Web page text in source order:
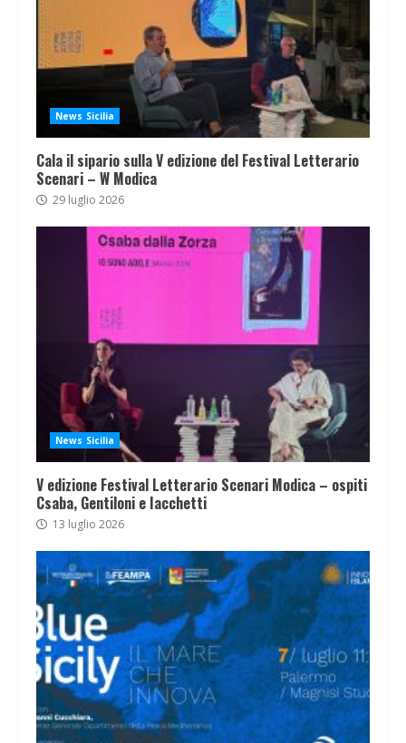
News Sicilia
Cala il sipario sulla V edizione del Festival Letterario
Scenari – W Modica
29 luglio 2026
News Sicilia
V edizione Festival Letterario Scenari Modica – ospiti
Csaba, Gentiloni e Iacchetti
13 luglio 2026